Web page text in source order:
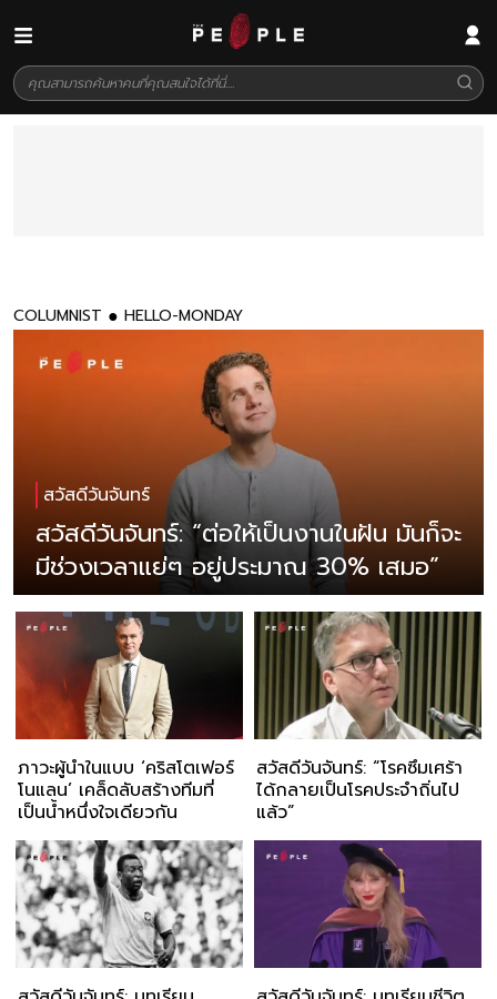
COLUMNIST HELLO-MONDAY
สวัสดีวันจันทร์
สวัสดีวันจันทร์: “ต่อให้เป็นงานในฝัน มันก็จะ
มีช่วงเวลาแย่ๆ อยู่ประมาณ 30% เสมอ”
ภาวะผู้นำในแบบ ‘คริสโตเฟอร์
โนแลน’ เคล็ดลับสร้างทีมที่
เป็นน้ำหนึ่งใจเดียวกัน
สวัสดีวันจันทร์: “โรคซึมเศร้า
ได้กลายเป็นโรคประจำถิ่นไป
แล้ว”